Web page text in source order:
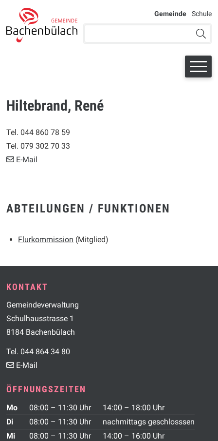
Navigieren bei der Schule
SCHNELLNAVIGATION
WEITERE
Gemeinde Schule
Hiltebrand, René
Tel. 044 860 78 59
Tel. 079 302 70 33
E-Mail
ABTEILUNGEN / FUNKTIONEN
Flurkommission (Mitglied)
Footer
KONTAKT
Gemeindeverwaltung
Schulhausstrasse 1
8184 Bachenbülach
Tel. 044 864 34 80
E-Mail
ÖFFNUNGSZEITEN
Wochentag Vormittag Nachmittag
Mo 08:00 – 11:30 Uhr
14:00 – 18:00 Uhr
Di
08:00 – 11:30 Uhr
nachmittags geschlosssen
Mi
08:00 – 11:30 Uhr
14:00 – 16:00 Uhr